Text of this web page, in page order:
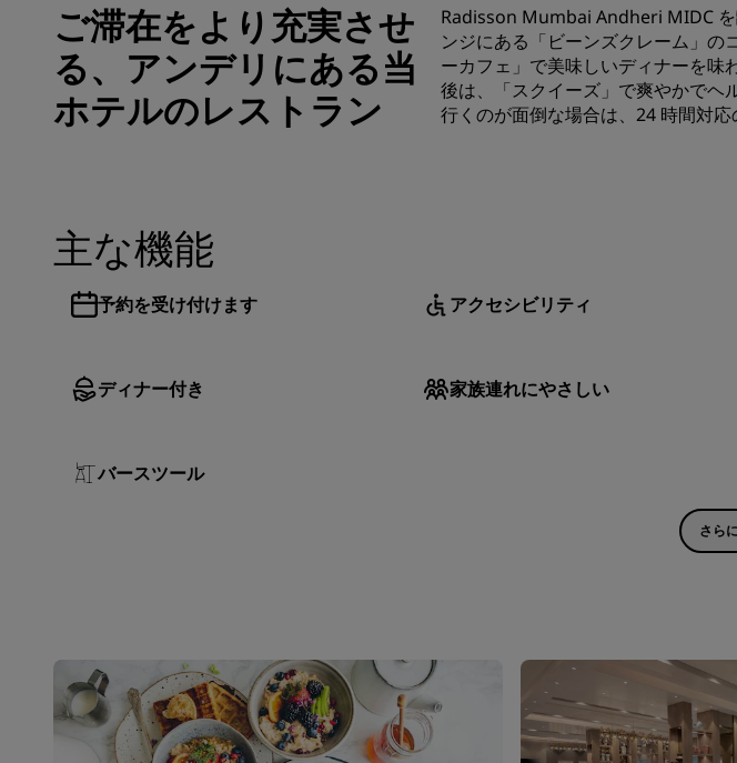
ご滞在をより充実させ
る、アンデリにある当
ホテルのレストラン
Radisson Mumbai Andheri MIDC を
ンジにある「ビーンズクレーム」の
ーカフェ」で美味しいディナーを味
後は、「スクイーズ」で爽やかでヘ
行くのが面倒な場合は、24 時間対応
主な機能
予約を受け付けます アクセシビリティ
ディナー付き 家族連れにやさしい
バースツール
さら